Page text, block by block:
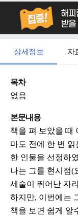
상세정보 자
목차
없음
본문내용
책을 펴 보았을 때
마도 전에 한 번
한 인물을 선정하
나는 그를 현시점(
세술이 뛰어난 자
하지만, 이번에는
책을 보면 쉽게 알